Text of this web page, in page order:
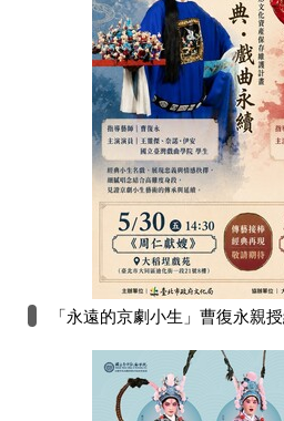
「永遠的京劇小生」曹復永親